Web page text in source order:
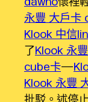
永豐 大戶卡
Klook 中信
了Klook 永
cube卡—
Klook 永豐
批駁。述停